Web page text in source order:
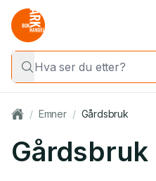
/ Emner / Gårdsbruk
Gårdsbruk